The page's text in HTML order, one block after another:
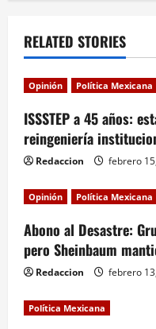
v
i
g
a
t
i
o
n
RELATED STORIES
Opinión Política Mexicana
ISSSTEP a 45 años:
reingeniería
Redaccion febrero
Opinión Política Mexicana
Abono al Desastre:
pero Sheinbaum
Redaccion febrero
Política Mexicana